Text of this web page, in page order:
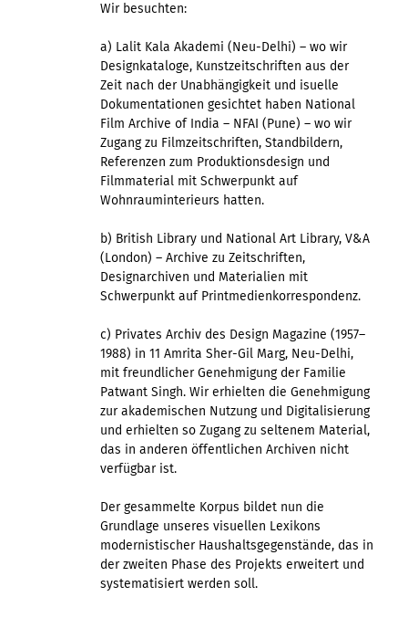
Wir besuchten:
a) Lalit Kala Akademi (Neu-Delhi) – wo wir
Designkataloge, Kunstzeitschriften aus der
Zeit nach der Unabhängigkeit und isuelle
Dokumentationen gesichtet haben National
Film Archive of India – NFAI (Pune) – wo wir
Zugang zu Filmzeitschriften, Standbildern,
Referenzen zum Produktionsdesign und
Filmmaterial mit Schwerpunkt auf
Wohnrauminterieurs hatten.
b) British Library und National Art Library, V&A
(London) – Archive zu Zeitschriften,
Designarchiven und Materialien mit
Schwerpunkt auf Printmedienkorrespondenz.
c) Privates Archiv des Design Magazine (1957–
1988) in 11 Amrita Sher-Gil Marg, Neu-Delhi,
mit freundlicher Genehmigung der Familie
Patwant Singh. Wir erhielten die Genehmigung
zur akademischen Nutzung und Digitalisierung
und erhielten so Zugang zu seltenem Material,
das in anderen öffentlichen Archiven nicht
verfügbar ist.
Der gesammelte Korpus bildet nun die
Grundlage unseres visuellen Lexikons
modernistischer Haushaltsgegenstände, das in
der zweiten Phase des Projekts erweitert und
systematisiert werden soll.